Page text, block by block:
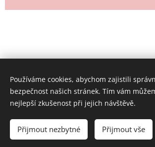
© 2019-2026 Místní skupina ČČK Rychvald,
Cookies
Používáme cookies, abychom zajistili
bezpečnost našich stránek. Tím vám
nejlepší zkušenost při jejich návštěvě.
Přijmout nezbytné Přijmout vše